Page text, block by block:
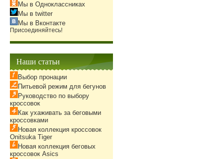
Мы в Одноклассниках
Мы в twitter
Мы в Вконтакте
Присоединяйтесь!
Наши статьи
Выбор пронации
Питьевой режим для бегунов
Руководство по выбору
кроссовок
Как ухаживать за беговыми
кроссовками
Новая коллекция кроссовок
Onitsuka Tiger
Новая коллекция беговых
кроссовок Asics